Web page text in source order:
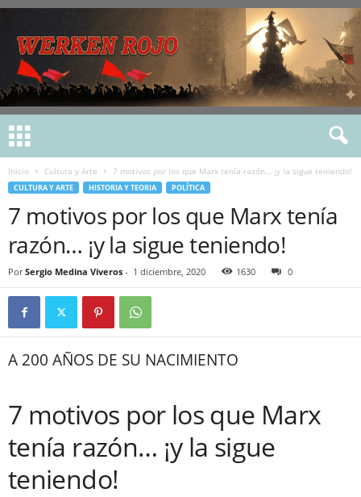
Inicio Cultura y Arte 7 motivos por los que Marx tenía razón… ¡y la sigue teniendo!
CULTURA Y ARTE HISTORIA Y TEORIA POLÍTICA
7 motivos por los que Marx tenía
razón… ¡y la sigue teniendo!
Por Sergio Medina Viveros - 1 diciembre, 2020 1630 0
A 200 AÑOS DE SU NACIMIENTO
7 motivos por los que Marx
tenía razón… ¡y la sigue
teniendo!